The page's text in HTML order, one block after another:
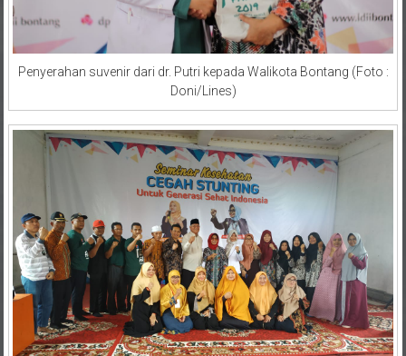
Penyerahan suvenir dari dr. Putri kepada Walikota Bontang (Foto :
Doni/Lines)